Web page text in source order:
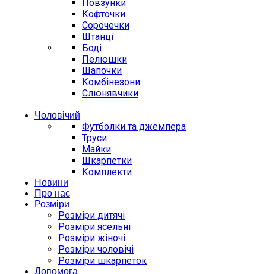
Повзунки
Кофточки
Сорочечки
Штанці
Боді
Пелюшки
Шапочки
Комбінезони
Слюнявчики
Чоловічий
Футболки та джемпера
Труси
Майки
Шкарпетки
Комплекти
Новини
Про нас
Розміри
Розміри дитячі
Розміри ясельні
Розміри жіночі
Розміри чоловічі
Розміри шкарпеток
Допомога